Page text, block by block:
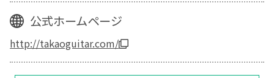
公式ホームページ
http://takaoguitar.com/